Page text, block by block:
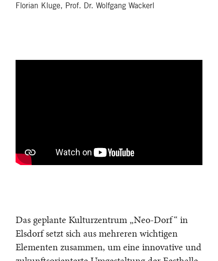
Florian Kluge, Prof. Dr. Wolfgang Wackerl
Das geplante Kulturzentrum „Neo-Dorf“ in
Elsdorf setzt sich aus mehreren wichtigen
Elementen zusammen, um eine innovative und